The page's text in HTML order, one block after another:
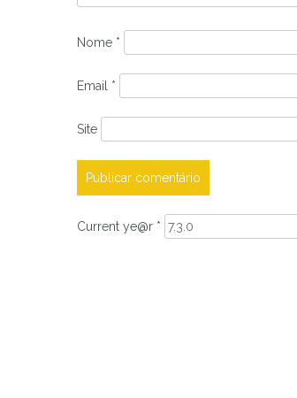
Nome *
Email *
Site
Current ye@r *